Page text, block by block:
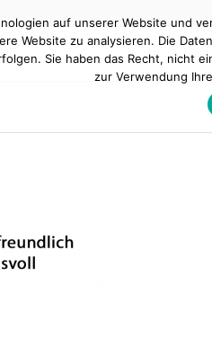
auf unserer Website und
Website zu analysieren. Die
Sie haben das Recht, nicht
zur Verwendung